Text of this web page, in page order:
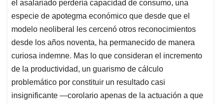
el asalariado perdería capacidad de consumo, una
especie de apotegma económico que desde que el
modelo neoliberal les cercenó otros reconocimientos
desde los años noventa, ha permanecido de manera
curiosa indemne. Mas lo que consideran el incremento
de la productividad, un guarismo de cálculo
problemático por constituir un resultado casi
insignificante —corolario apenas de la actuación a que